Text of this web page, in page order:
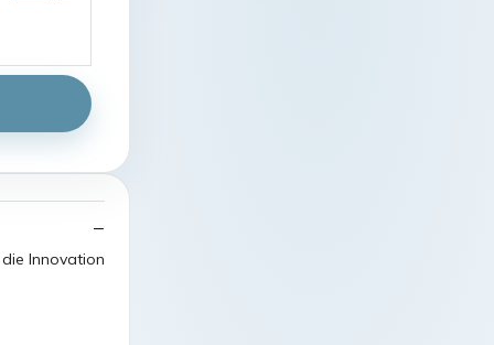
Innovation